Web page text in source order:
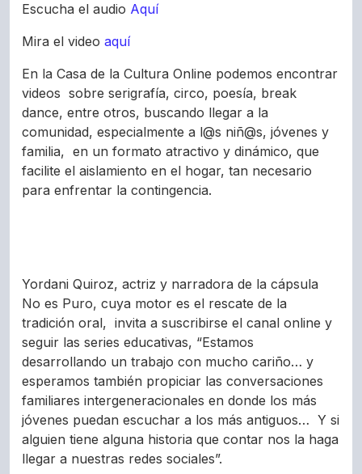
Escucha el audio Aquí
Mira el video aquí
En la Casa de la Cultura Online podemos encontrar
videos sobre serigrafía, circo, poesía, break
dance, entre otros, buscando llegar a la
comunidad, especialmente a l@s niñ@s, jóvenes y
familia, en un formato atractivo y dinámico, que
facilite el aislamiento en el hogar, tan necesario
para enfrentar la contingencia.
Yordani Quiroz, actriz y narradora de la cápsula
No es Puro, cuya motor es el rescate de la
tradición oral, invita a suscribirse el canal online y
seguir las series educativas, “Estamos
desarrollando un trabajo con mucho cariño… y
esperamos también propiciar las conversaciones
familiares intergeneracionales en donde los más
jóvenes puedan escuchar a los más antiguos… Y si
alguien tiene alguna historia que contar nos la haga
llegar a nuestras redes sociales”.